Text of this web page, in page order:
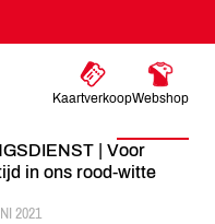
KaartverkoopWebshop
| Voor
in ons rood-witte
2021